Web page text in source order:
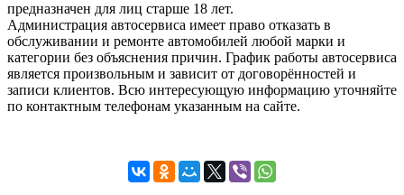
предназначен для лиц старше 18 лет.
Администрация автосервиса имеет право отказать в
обслуживании и ремонте автомобилей любой марки и
категории без объяснения причин. График работы автосервиса
является произвольным и зависит от договорённостей и
записи клиентов. Всю интересующую информацию уточняйте
по контактным телефонам указанным на сайте.